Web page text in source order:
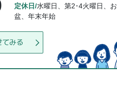
定休日/水曜日、第2･4火曜日、お
盆、年末年始